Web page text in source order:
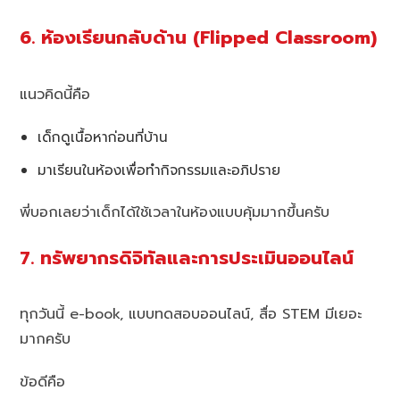
6. ห้องเรียนกลับด้าน (Flipped Classroom)
แนวคิดนี้คือ
เด็กดูเนื้อหาก่อนที่บ้าน
มาเรียนในห้องเพื่อทำกิจกรรมและอภิปราย
พี่บอกเลยว่าเด็กได้ใช้เวลาในห้องแบบคุ้มมากขึ้นครับ
7. ทรัพยากรดิจิทัลและการประเมินออนไลน์
ทุกวันนี้ e-book, แบบทดสอบออนไลน์, สื่อ STEM มีเยอะ
มากครับ
ข้อดีคือ